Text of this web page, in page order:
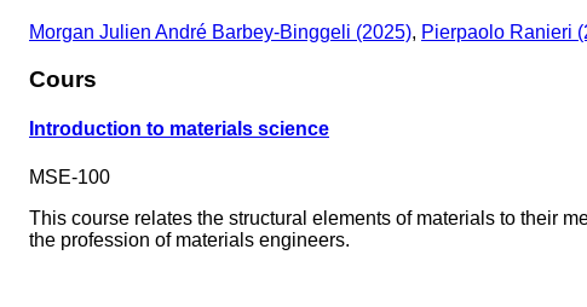
Morgan Julien André Barbey-Binggeli (2025), Pierpaolo Ranieri
Cours
Introduction to materials science
MSE-100
This course relates the structural elements of materials to their
the profession of materials engineers.